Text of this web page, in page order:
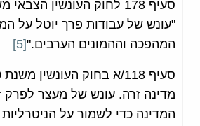
"עונש של עבודות פרך יוטל על
המהפכה וההמונים הערבים."[5]